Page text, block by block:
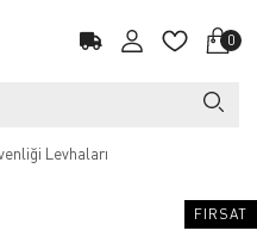
0
Levhaları
FIRSAT